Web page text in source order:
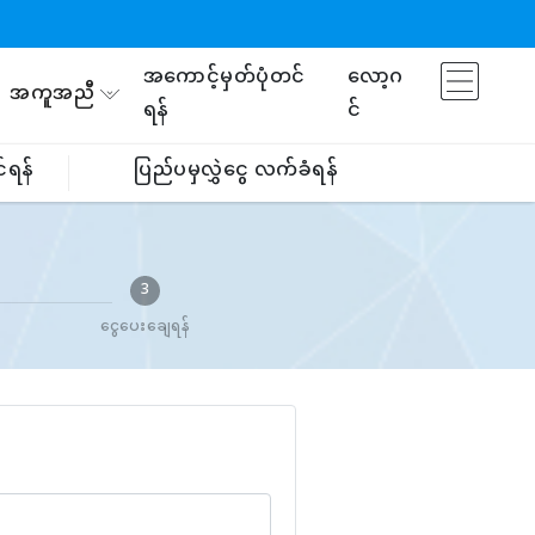
အကူအညီ
အကောင့်မှတ်ပုံတင်
ရန်
လော့ဂ
င်
န် ပြည်ပမှလွှဲငွေ လက်ခံရန်
3
ငွေပေးချေရန်